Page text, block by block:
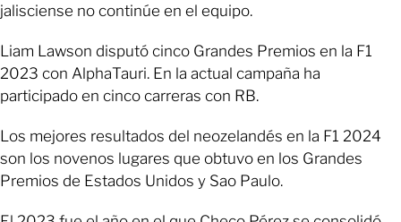
jalisciense no continúe en el equipo.
Liam Lawson disputó cinco Grandes Premios en la F1
2023 con AlphaTauri. En la actual campaña ha
participado en cinco carreras con RB.
Los mejores resultados del neozelandés en la F1 2024
son los novenos lugares que obtuvo en los Grandes
Premios de Estados Unidos y Sao Paulo.